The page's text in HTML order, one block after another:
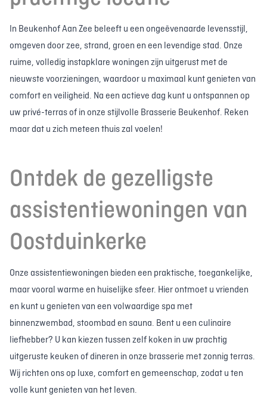
In Beukenhof Aan Zee beleeft u een ongeëvenaarde levensstijl,
omgeven door zee, strand, groen en een levendige stad. Onze
ruime, volledig instapklare woningen zijn uitgerust met de
nieuwste voorzieningen, waardoor u maximaal kunt genieten van
comfort en veiligheid. Na een actieve dag kunt u ontspannen op
uw privé-terras of in onze stijlvolle Brasserie Beukenhof. Reken
maar dat u zich meteen thuis zal voelen!
Ontdek de gezelligste
assistentiewoningen van
Oostduinkerke
Onze assistentiewoningen bieden een praktische, toegankelijke,
maar vooral warme en huiselijke sfeer. Hier ontmoet u vrienden
en kunt u genieten van een volwaardige spa met
binnenzwembad, stoombad en sauna. Bent u een culinaire
liefhebber? U kan kiezen tussen zelf koken in uw prachtig
uitgeruste keuken of dineren in onze brasserie met zonnig terras.
Wij richten ons op luxe, comfort en gemeenschap, zodat u ten
volle kunt genieten van het leven.